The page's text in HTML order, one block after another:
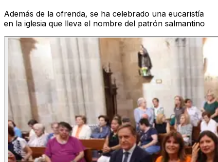
Además de la ofrenda, se ha celebrado una eucaristía
en la iglesia que lleva el nombre del patrón salmantino